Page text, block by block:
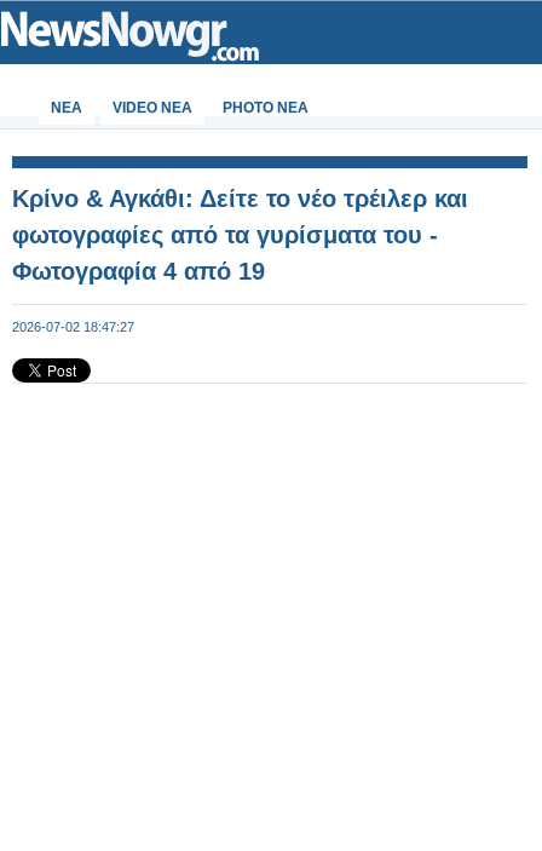
ΝΕΑ VIDEO NEA PHOTO NEA
Κρίνο & Αγκάθι: Δείτε το νέο τρέιλερ και
φωτογραφίες από τα γυρίσματα του -
Φωτογραφία 4 από 19
2026-07-02 18:47:27